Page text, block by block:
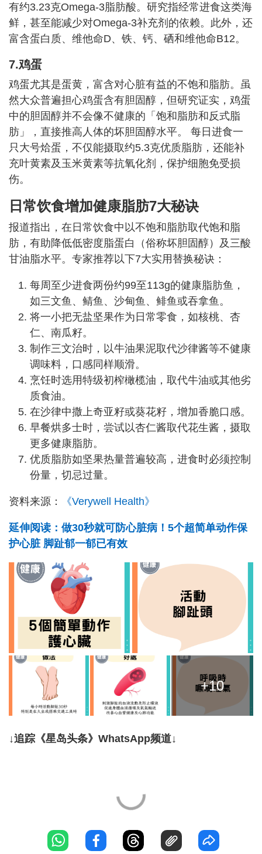
有约3.23克Omega-3脂肪酸。研究指经常进食这类海
鲜，甚至能减少对Omega-3补充剂的依赖。此外，还
富含蛋白质、维他命D、铁、钙、硒和维他命B12。
7.鸡蛋
鸡蛋尤其是蛋黄，富含对心脏有益的不饱和脂肪。虽
然大众普遍担心鸡蛋含有胆固醇，但研究证实，鸡蛋
中的胆固醇并不会像不健康的「饱和脂肪和反式脂
肪」，直接推高人体的坏胆固醇水平。 每日进食一
只大号烚蛋，不仅能摄取约5.3克优质脂肪，还能补
充叶黄素及玉米黄素等抗氧化剂，保护细胞免受损
伤。
日常饮食增加健康脂肪7大秘诀
报道指出，在日常饮食中以不饱和脂肪取代饱和脂
肪，有助降低低密度脂蛋白（俗称坏胆固醇）及三酸
甘油脂水平。专家推荐以下7大实用替换秘诀：
每周至少进食两份约99至113g的健康脂肪鱼，
如三文鱼、鲭鱼、沙甸鱼、鲱鱼或吞拿鱼。
将一小把无盐坚果作为日常零食，如核桃、杏
仁、南瓜籽。
制作三文治时，以牛油果泥取代沙律酱等不健康
调味料，口感同样顺滑。
烹饪时选用特级初榨橄榄油，取代牛油或其他劣
质食油。
在沙律中撒上奇亚籽或葵花籽，增加香脆口感。
早餐烘多士时，尝试以杏仁酱取代花生酱，摄取
更多健康脂肪。
优质脂肪如坚果热量普遍较高，进食时必须控制
份量，切忌过量。
资料来源： 《Verywell Health》
延伸阅读：做30秒就可防心脏病！5个超简单动作保
护心脏 脚趾郁一郁已有效
+10
↓追踪《星岛头条》WhatsApp频道↓